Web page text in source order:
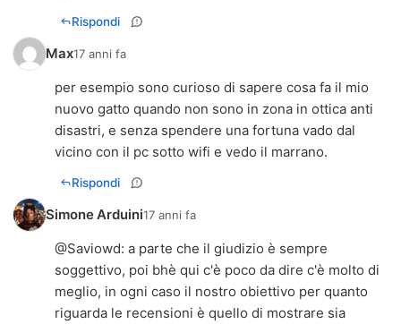
Rispondi
Max17 anni fa
per esempio sono curioso di sapere cosa fa il mio
nuovo gatto quando non sono in zona in ottica anti
disastri, e senza spendere una fortuna vado dal
vicino con il pc sotto wifi e vedo il marrano.
Rispondi
Simone Arduini17 anni fa
@Saviowd: a parte che il giudizio è sempre
soggettivo, poi bhè qui c'è poco da dire c'è molto di
meglio, in ogni caso il nostro obiettivo per quanto
riguarda le recensioni è quello di mostrare sia